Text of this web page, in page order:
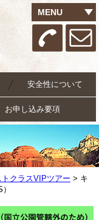
MENU
安全性について
お申し込み要項
クラスVIPツアー > キ